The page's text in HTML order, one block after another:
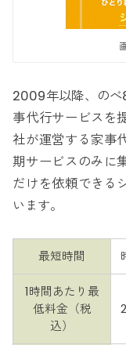
2009年以降、の
事代行サービスを
社が運営する家事
期サービスのみに
だけを依頼できる
います。
最短時間
1時間あたり最
低料金（税
込）